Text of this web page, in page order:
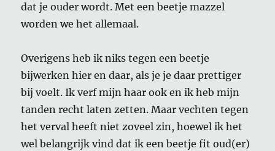
dat je ouder wordt. Met een beetje mazzel
worden we het allemaal.
Overigens heb ik niks tegen een beetje
bijwerken hier en daar, als je je daar prettiger
bij voelt. Ik verf mijn haar ook en ik heb mijn
tanden recht laten zetten. Maar vechten tegen
het verval heeft niet zoveel zin, hoewel ik het
wel belangrijk vind dat ik een beetje fit oud(er)